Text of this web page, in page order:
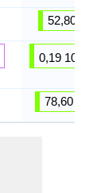
52,80 nΩ
0,19 10
78,60 kJ /